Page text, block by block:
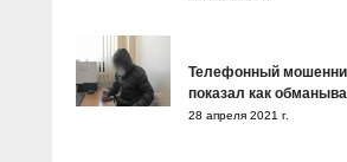
Телефонный
показал как
28 апреля 2021 г.